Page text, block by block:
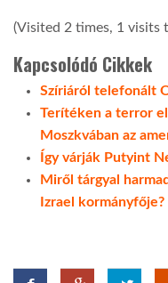
(Visited 2 times, 1 visits
Kapcsolódó Cikkek
Szíriáról telefonált
Terítéken a terror
Moszkvában az
Így várják Putyint
Miről tárgyal
Izrael kormányfője?